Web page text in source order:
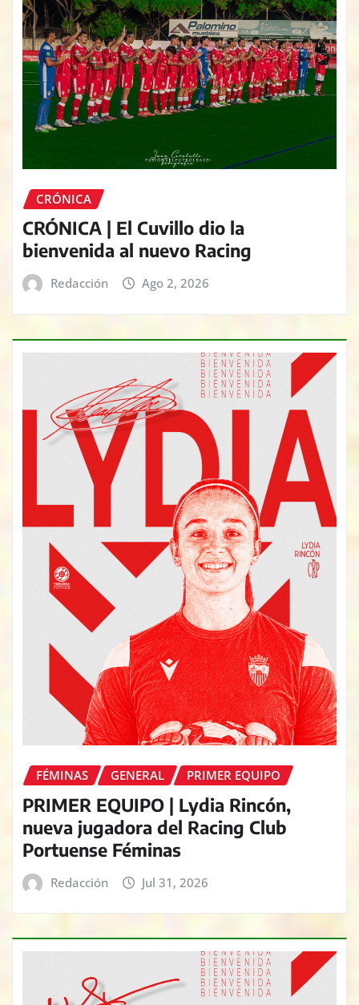
CRÓNICA
CRÓNICA | El Cuvillo dio la
bienvenida al nuevo Racing
Redacción Ago 2, 2026
FÉMINAS GENERAL PRIMER EQUIPO
PRIMER EQUIPO | Lydia Rincón,
nueva jugadora del Racing Club
Portuense Féminas
Redacción Jul 31, 2026